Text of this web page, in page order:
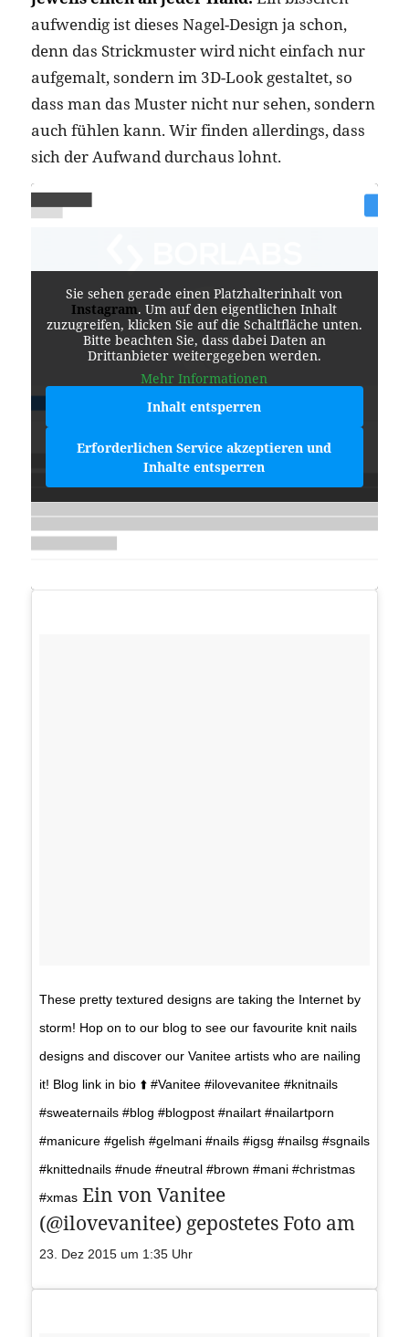
aufwendig ist dieses Nagel-Design ja schon,
denn das Strickmuster wird nicht einfach nur
aufgemalt, sondern im 3D-Look gestaltet, so
dass man das Muster nicht nur sehen, sondern
auch fühlen kann. Wir finden allerdings, dass
sich der Aufwand durchaus lohnt.
Sie sehen gerade einen Platzhalterinhalt von
Instagram. Um auf den eigentlichen Inhalt
zuzugreifen, klicken Sie auf die Schaltfläche unten.
Bitte beachten Sie, dass dabei Daten an
Drittanbieter weitergegeben werden.
Mehr Informationen
Inhalt entsperren
Erforderlichen Service akzeptieren und
Inhalte entsperren
These pretty textured designs are taking the Internet by
storm! Hop on to our blog to see our favourite knit nails
designs and discover our Vanitee artists who are nailing
it! Blog link in bio ⬆️ #Vanitee #ilovevanitee #knitnails
#sweaternails #blog #blogpost #nailart #nailartporn
#manicure #gelish #gelmani #nails #igsg #nailsg #sgnails
#knittednails #nude #neutral #brown #mani #christmas
#xmasEin von Vanitee
(@ilovevanitee) gepostetes Foto am
23. Dez 2015 um 1:35 Uhr